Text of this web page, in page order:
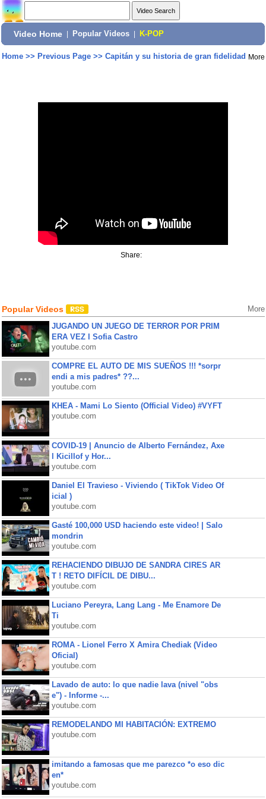
Video Home Popular Videos K-POP
Home>> Previous Page>> Capitán y su historia de gran fidelidad More
Share:
Popular Videos More
JUGANDO UN JUEGO DE TERROR POR PRIM
ERA VEZ l Sofia Castro
youtube.com
COMPRE EL AUTO DE MIS SUEÑOS !!! *sorpr
endi a mis padres* ??...
youtube.com
KHEA - Mami Lo Siento (Official Video) #VYFT
youtube.com
COVID-19 | Anuncio de Alberto Fernández, Axe
l Kicillof y Hor...
youtube.com
Daniel El Travieso - Viviendo ( TikTok Video Of
icial )
youtube.com
Gasté 100,000 USD haciendo este video! | Salo
mondrin
youtube.com
REHACIENDO DIBUJO DE SANDRA CIRES AR
T ! RETO DIFÍCIL DE DIBU...
youtube.com
Luciano Pereyra, Lang Lang - Me Enamore De
Ti
youtube.com
ROMA - Lionel Ferro X Amira Chediak (Video
Oficial)
youtube.com
Lavado de auto: lo que nadie lava (nivel "obs
e") - Informe -...
youtube.com
REMODELANDO MI HABITACIÓN: EXTREMO
youtube.com
imitando a famosas que me parezco *o eso dic
en*
youtube.com